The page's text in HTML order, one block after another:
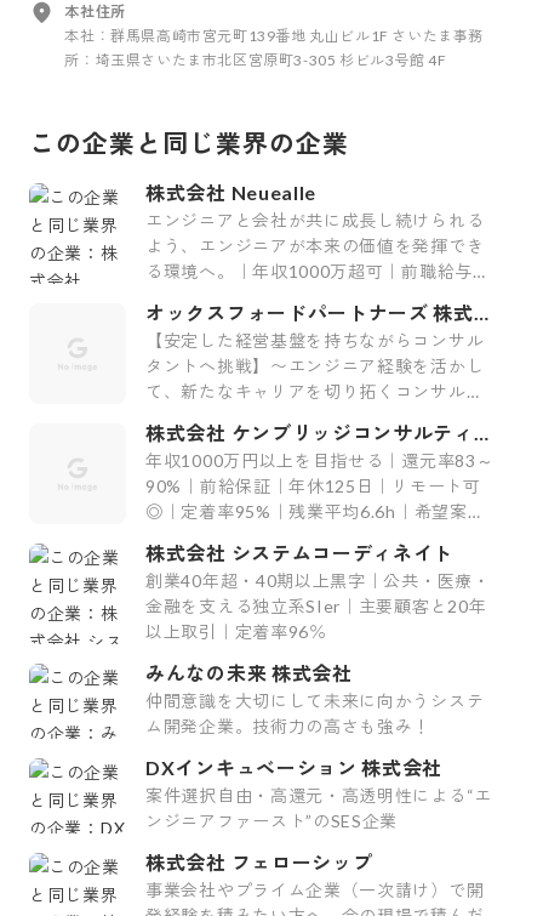
本社住所
本社：群馬県高崎市宮元町139番地 丸山ビル1F さいたま事務
所：埼玉県さいたま市北区宮原町3-305 杉ビル3号館 4F
この企業と同じ業界の企業
株式会社 Neuealle
エンジニアと会社が共に成長し続けられる
よう、エンジニアが本来の価値を発揮でき
る環境へ。｜年収1000万超可｜前職給与保
オックスフォードパートナーズ 株式会
社
【安定した経営基盤を持ちながらコンサル
タントへ挑戦】〜エンジニア経験を活かし
て、新たなキャリアを切り拓くコンサルテ
株式会社 ケンブリッジコンサルティン
グ
年収1000万円以上を目指せる｜還元率83～
90%｜前給保証｜年休125日｜リモート可
◎｜定着率95%｜残業平均6.6h｜希望案件
株式会社 システムコーディネイト
創業40年超・40期以上黒字｜公共・医療・
金融を支える独立系SIer｜主要顧客と20年
以上取引｜定着率96％
みんなの未来 株式会社
仲間意識を大切にして未来に向かうシステ
ム開発企業。技術力の高さも強み！
DXインキュベーション 株式会社
案件選択自由・高還元・高透明性による“エ
ンジニアファースト”のSES企業
株式会社 フェローシップ
事業会社やプライム企業（一次請け）で開